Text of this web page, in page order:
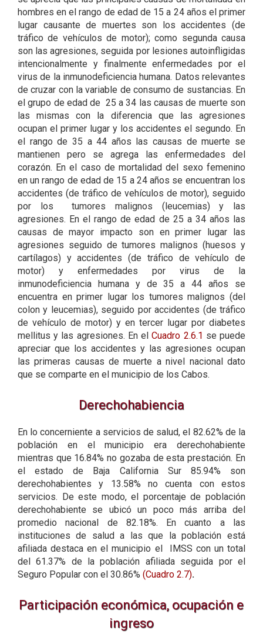
hombres en el rango de edad de 15 a 24 años el primer
lugar causante de muertes son los accidentes (de
tráfico de vehículos de motor); como segunda causa
son las agresiones, seguida por lesiones autoinfligidas
intencionalmente y finalmente enfermedades por el
virus de la inmunodeficiencia humana. Datos relevantes
de cruzar con la variable de consumo de sustancias. En
el grupo de edad de 25 a 34 las causas de muerte son
las mismas con la diferencia que las agresiones
ocupan el primer lugar y los accidentes el segundo. En
el rango de 35 a 44 años las causas de muerte se
mantienen pero se agrega las enfermedades del
corazón. En el caso de mortalidad del sexo femenino
en un rango de edad de 15 a 24 años se encuentran los
accidentes (de tráfico de vehículos de motor), seguido
por los tumores malignos (leucemias) y las
agresiones. En el rango de edad de 25 a 34 años las
causas de mayor impacto son en primer lugar las
agresiones seguido de tumores malignos (huesos y
cartílagos) y accidentes (de tráfico de vehículo de
motor) y enfermedades por virus de la
inmunodeficiencia humana y de 35 a 44 años se
encuentra en primer lugar los tumores malignos (del
colon y leucemias), seguido por accidentes (de tráfico
de vehículo de motor) y en tercer lugar por diabetes
mellitus y las agresiones. En elCuadro 2.6.1 se puede
apreciar que los accidentes y las agresiones ocupan
las primeras causas de muerte a nivel nacional dato
que se comparte en el municipio de los Cabos.
Derechohabiencia
En lo concerniente a servicios de salud, el 82.62% de la
población en el municipio era derechohabiente
mientras que 16.84% no gozaba de esta prestación. En
el estado de Baja California Sur 85.94% son
derechohabientes y 13.58% no cuenta con estos
servicios. De este modo, el porcentaje de población
derechohabiente se ubicó un poco más arriba del
promedio nacional de 82.18%. En cuanto a las
instituciones de salud a las que la población está
afiliada destaca en el municipio el IMSS con un total
del 61.37% de la población afiliada seguida por el
Seguro Popular con el 30.86% (Cuadro 2.7).
Participación económica, ocupación e
ingreso